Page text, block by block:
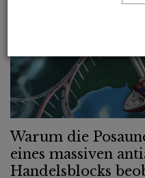
Warum die
eines massiven
Handelsblocks